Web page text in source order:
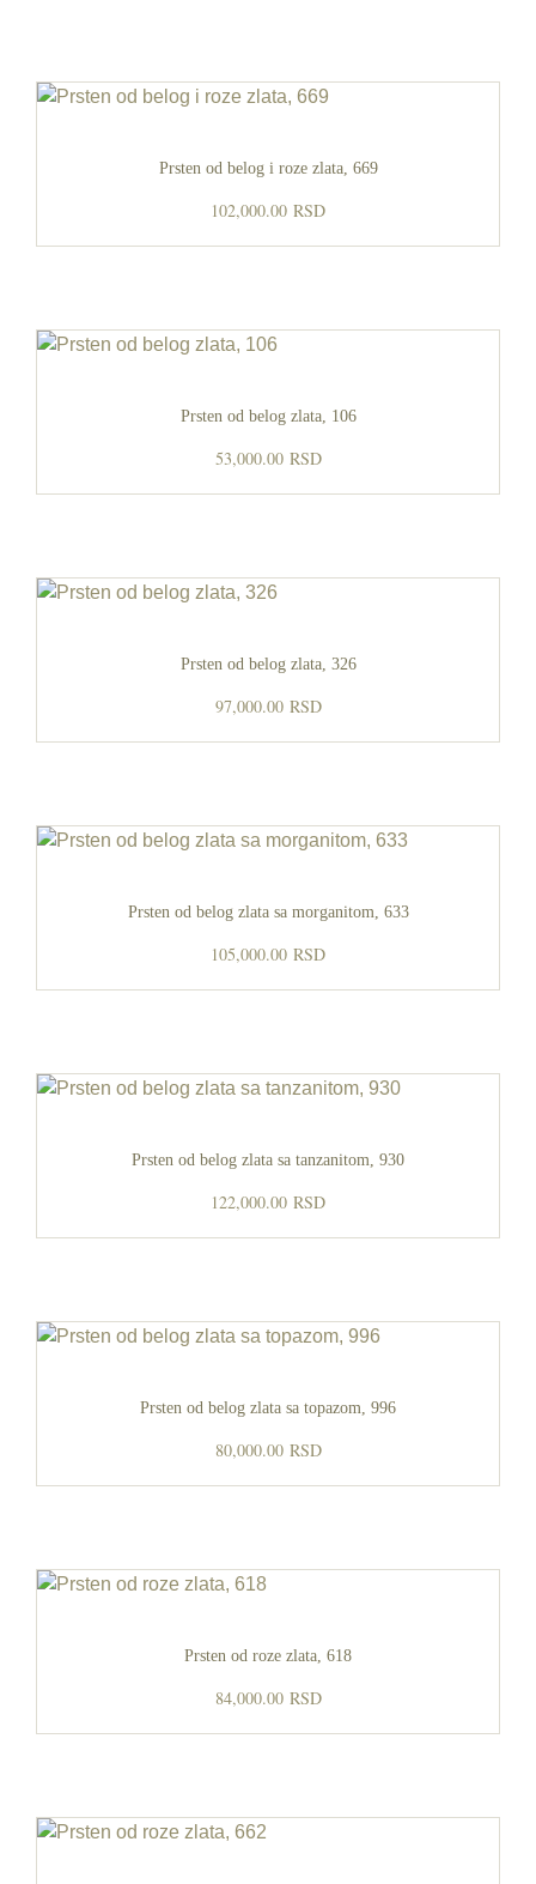
Prsten od belog i roze zlata, 669
102,000.00 RSD
Prsten od belog zlata, 106
53,000.00 RSD
Prsten od belog zlata, 326
97,000.00 RSD
Prsten od belog zlata sa morganitom, 633
105,000.00 RSD
Prsten od belog zlata sa tanzanitom, 930
122,000.00 RSD
Prsten od belog zlata sa topazom, 996
80,000.00 RSD
Prsten od roze zlata, 618
84,000.00 RSD